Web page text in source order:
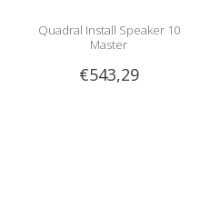
Quadral Install Speaker 10
Master
€543,29